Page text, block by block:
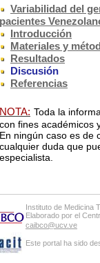
Variabilidad del
pacientes
Introducción
Materiales y
Resultados
Discusión
Referencias
NOTA: Toda la
con fines académicos
En ningún caso es de
cualquier duda que
especialista.
Instituto de Medicina
Elaborado por el
caibco@ucv.ve
Este portal ha sido